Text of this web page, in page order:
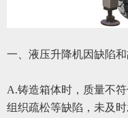
一、液压升降机因缺陷
A.铸造箱体时，质量不
组织疏松等缺陷，未及